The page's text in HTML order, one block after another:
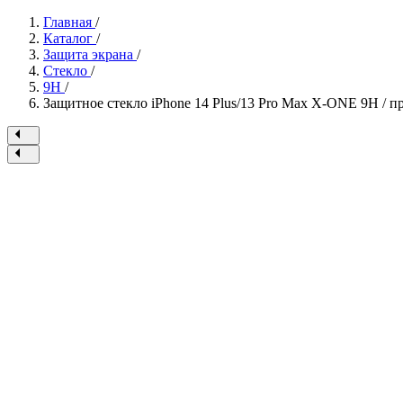
Главная /
Каталог /
Защита экрана /
Стекло /
9H /
Защитное стекло iPhone 14 Plus/13 Pro Max X-ONE 9H /